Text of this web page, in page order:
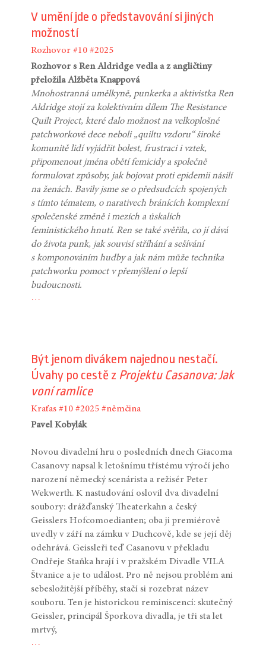
V umění jde o představování si jiných
možností
Rozhovor #10 #2025
Rozhovor s Ren Aldridge vedla a z angličtiny
přeložila Alžběta Knappová
Mnohostranná umělkyně, punkerka a aktivistka Ren
Aldridge stojí za kolektivním dílem The Resistance
Quilt Project, které dalo možnost na velkoplošné
patchworkové dece neboli „quiltu vzdoru“ široké
komunitě lidí vyjádřit bolest, frustraci i vztek,
připomenout jména obětí femicidy a společně
formulovat způsoby, jak bojovat proti epidemii násilí
na ženách. Bavily jsme se o předsudcích spojených
s tímto tématem, o narativech bránících komplexní
společenské změně i mezích a úskalích
feministického hnutí. Ren se také svěřila, co jí dává
do života punk, jak souvisí stříhání a sešívání
s komponováním hudby a jak nám může technika
patchworku pomoct v přemýšlení o lepší
budoucnosti.
…
Být jenom divákem najednou nestačí.
Úvahy po cestě z Projektu Casanova: Jak
voní ramlice
Kraťas #10 #2025 #němčina
Pavel Kobylák
Novou divadelní hru o posledních dnech Giacoma
Casanovy napsal k letošnímu třístému výročí jeho
narození německý scenárista a režisér Peter
Wekwerth. K nastudování oslovil dva divadelní
soubory: drážďanský Theaterkahn a český
Geisslers Hofcomoedianten; oba ji premiérově
uvedly v září na zámku v Duchcově, kde se její děj
odehrává. Geissleři teď Casanovu v překladu
Ondřeje Staňka hrají i v pražském Divadle VILA
Štvanice a je to událost. Pro ně nejsou problém ani
sebesložitější příběhy, stačí si rozebrat název
souboru. Ten je historickou reminiscencí: skutečný
Geissler, principál Šporkova divadla, je tři sta let
mrtvý,
…